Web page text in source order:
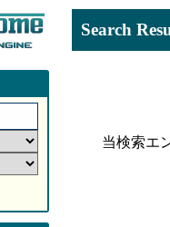
Search
当検索エ